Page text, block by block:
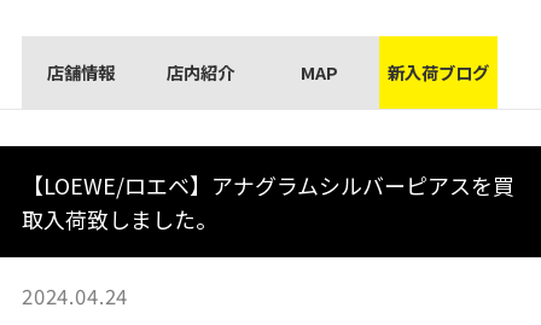
店舗情報 店内紹介 MAP 新入荷ブログ
【LOEWE/ロエベ】アナグラムシルバーピアスを買
取入荷致しました。
2024.04.24